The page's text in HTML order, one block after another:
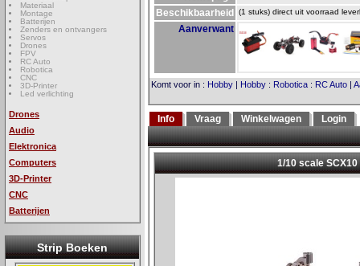
Materiaal
Montage
Batterijen
Zenders en ontvangers
Servos
Drones
FPV
RC Auto
Robotica
CNC
3D-Printer
Led verlichting
Drones
Audio
Elektronica
Computers
3D-Printer
CNC
Batterijen
Strip Boeken
Beschikbaarheid (1 stuks) direct uit voorraad
Aanverwant
Komt voor in : Hobby | Hobby : Robotica : RC Auto |
Info Vraag Winkelwagen Login